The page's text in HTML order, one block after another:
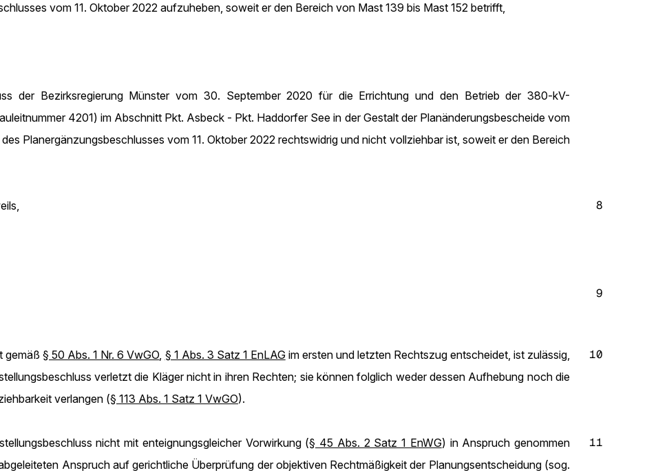
vom 11. Oktober 2022 aufzuheben, soweit er den Bereich von Mast 139 bis Mast 152 betrifft,
der Bezirksregierung Münster vom 30. September 2020 für die Errichtung und den Betrieb der 380-kV-
4201) im Abschnitt Pkt. Asbeck - Pkt. Haddorfer See in der Gestalt der Planänderungsbescheide vom
Planergänzungsbeschlusses vom 11. Oktober 2022 rechtswidrig und nicht vollziehbar ist, soweit er den Bereich
8
9
10
gemäß§ 50 Abs. 1 Nr. 6 VwGO, § 1 Abs. 3 Satz 1 EnLAGim ersten und letzten Rechtszug entscheidet, ist zulässig,
verletzt die Kläger nicht in ihren Rechten; sie können folglich weder dessen Aufhebung noch die
verlangen (§ 113 Abs. 1 Satz 1 VwGO).
11
nicht mit enteignungsgleicher Vorwirkung (§ 45 Abs. 2 Satz 1 EnWG) in Anspruch genommen
Anspruch auf gerichtliche Überprüfung der objektiven Rechtmäßigkeit der Planungsentscheidung (sog.